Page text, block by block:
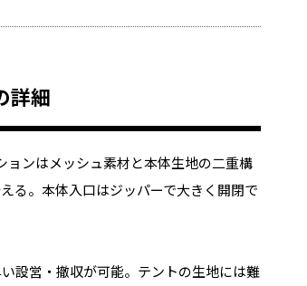
詳細
ョンはメッシュ素材と本体生地の二重構
る。本体入口はジッパーで大きく開閉で
設営・撤収が可能。テントの生地には難